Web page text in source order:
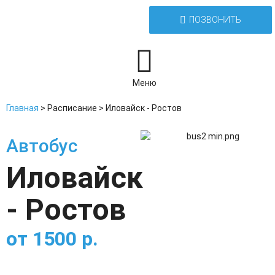
ПОЗВОНИТЬ
Меню
Главная > Расписание > Иловайск - Ростов
Автобус
Иловайск
- Ростов
от 1500 р.